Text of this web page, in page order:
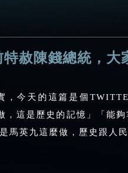
赦陳錢總統，大
，今天的這篇是個
，這是歷史的記憶」「能
馬英九這麼做，歷史跟人